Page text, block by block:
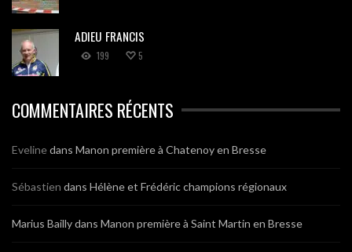
ADIEU FRANCIS
199 5
COMMENTAIRES RÉCENTS
Evelinedans Manon première à Chatenoy en Bresse
Sébastien dans Hélène et Frédéric champions régionaux
Marius Baillydans Manon première à Saint Martin en Bresse